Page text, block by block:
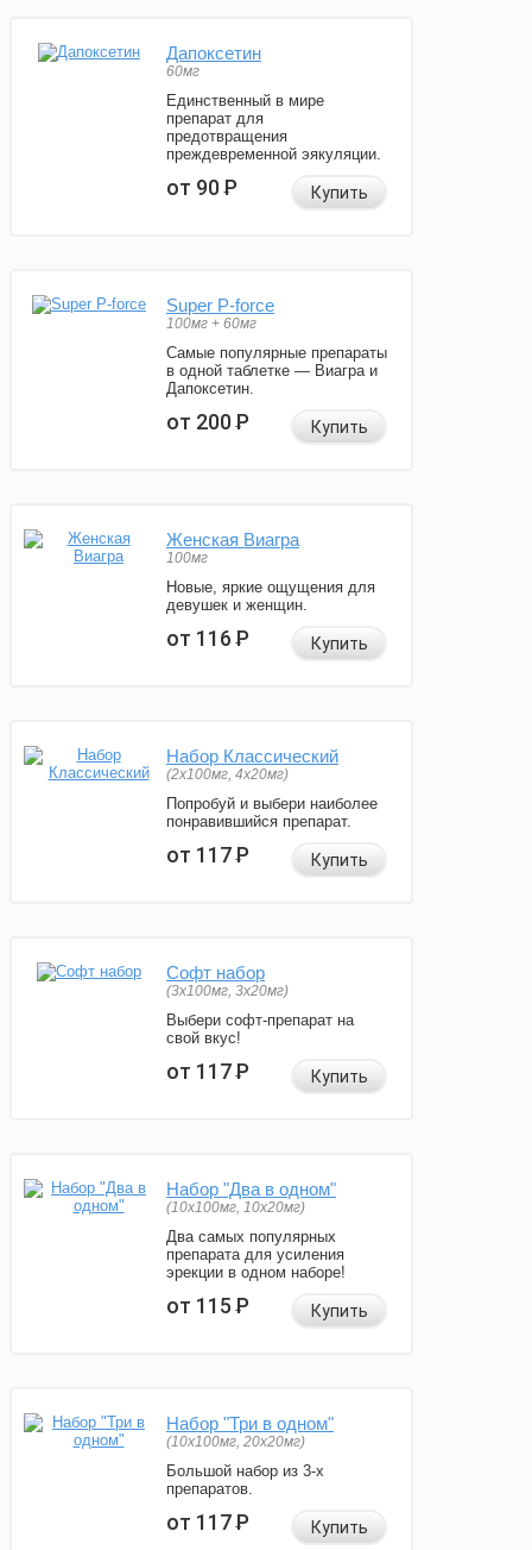
Дапоксетин
60мг
Единственный в мире
препарат для
предотвращения
преждевременной эякуляции.
от 90Р Купить
Super P-force
100мг + 60мг
Самые популярные препараты
в одной таблетке — Виагра и
Дапоксетин.
от 200Р Купить
Женская Виагра
100мг
Новые, яркие ощущения для
девушек и женщин.
от 116Р Купить
Набор Классический
(2x100мг, 4x20мг)
Попробуй и выбери наиболее
понравившийся препарат.
от 117Р Купить
Софт набор
(3x100мг, 3x20мг)
Выбери софт-препарат на
свой вкус!
от 117Р Купить
Набор "Два в одном"
(10x100мг, 10x20мг)
Два самых популярных
препарата для усиления
эрекции в одном наборе!
от 115Р Купить
Набор "Три в одном"
(10x100мг, 20x20мг)
Большой набор из 3-х
препаратов.
от 117Р Купить